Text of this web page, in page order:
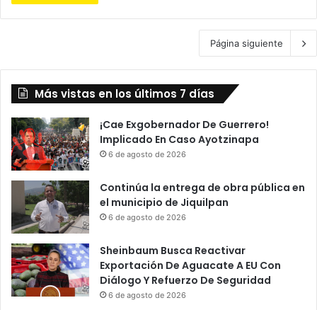
Página siguiente
Más vistas en los últimos 7 días
¡Cae Exgobernador De Guerrero!
Implicado En Caso Ayotzinapa
6 de agosto de 2026
Continúa la entrega de obra pública en
el municipio de Jiquilpan
6 de agosto de 2026
Sheinbaum Busca Reactivar
Exportación De Aguacate A EU Con
Diálogo Y Refuerzo De Seguridad
6 de agosto de 2026